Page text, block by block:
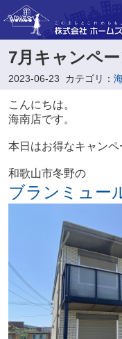
7月キャンペ
2023-06-23 カテゴリ：
こんにちは。
海南店です。
本日はお得なキャンペ
和歌山市冬野の
ブランミュー